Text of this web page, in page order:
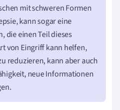
mit schweren Formen
kann sogar eine
die einen Teil dieses
von Eingriff kann helfen,
reduzieren, kann aber auch
neue Informationen